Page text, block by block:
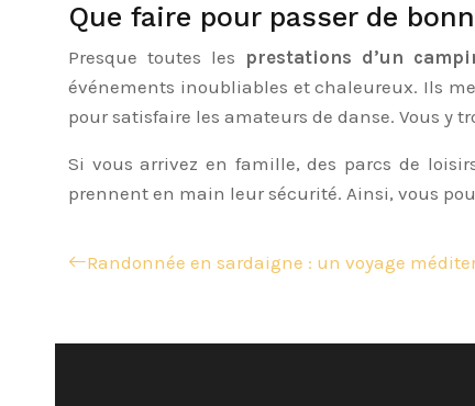
Que faire pour passer de
Presque toutes les prestations d’un
événements inoubliables et chaleureux. Ils
pour satisfaire les amateurs de danse. Vous y
Si vous arrivez en famille, des parcs de
prennent en main leur sécurité. Ainsi, vous
Randonnée en sardaigne : un voyage